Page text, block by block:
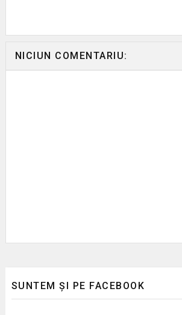
NICIUN COMENTARIU:
SUNTEM ȘI PE FACEBOOK